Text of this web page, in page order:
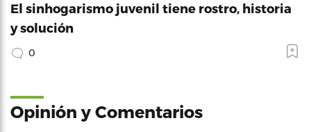
El sinhogarismo juvenil tiene rostro, historia
y solución
0
Opinión y Comentarios